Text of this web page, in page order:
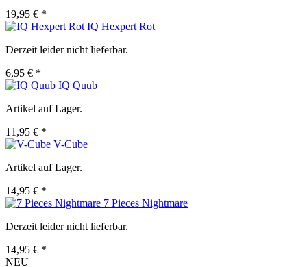
19,95 € *
IQ Hexpert Rot
Derzeit leider nicht lieferbar.
6,95 € *
IQ Quub
Artikel auf Lager.
11,95 € *
V-Cube
Artikel auf Lager.
14,95 € *
7 Pieces Nightmare
Derzeit leider nicht lieferbar.
14,95 € *
NEU